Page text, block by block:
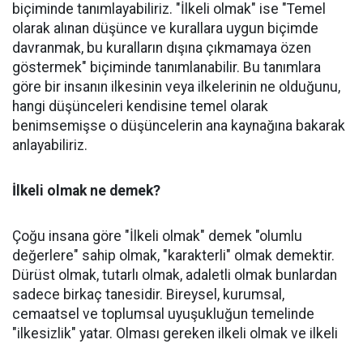
biçiminde tanımlayabiliriz. "İlkeli olmak" ise "Temel
olarak alınan düşünce ve kurallara uygun biçimde
davranmak, bu kuralların dışına çıkmamaya özen
göstermek" biçiminde tanımlanabilir. Bu tanımlara
göre bir insanın ilkesinin veya ilkelerinin ne olduğunu,
hangi düşünceleri kendisine temel olarak
benimsemişse o düşüncelerin ana kaynağına bakarak
anlayabiliriz.
İlkeli olmak ne demek?
Çoğu insana göre "İlkeli olmak" demek "olumlu
değerlere" sahip olmak, "karakterli" olmak demektir.
Dürüst olmak, tutarlı olmak, adaletli olmak bunlardan
sadece birkaç tanesidir. Bireysel, kurumsal,
cemaatsel ve toplumsal uyuşukluğun temelinde
"ilkesizlik" yatar. Olması gereken ilkeli olmak ve ilkeli